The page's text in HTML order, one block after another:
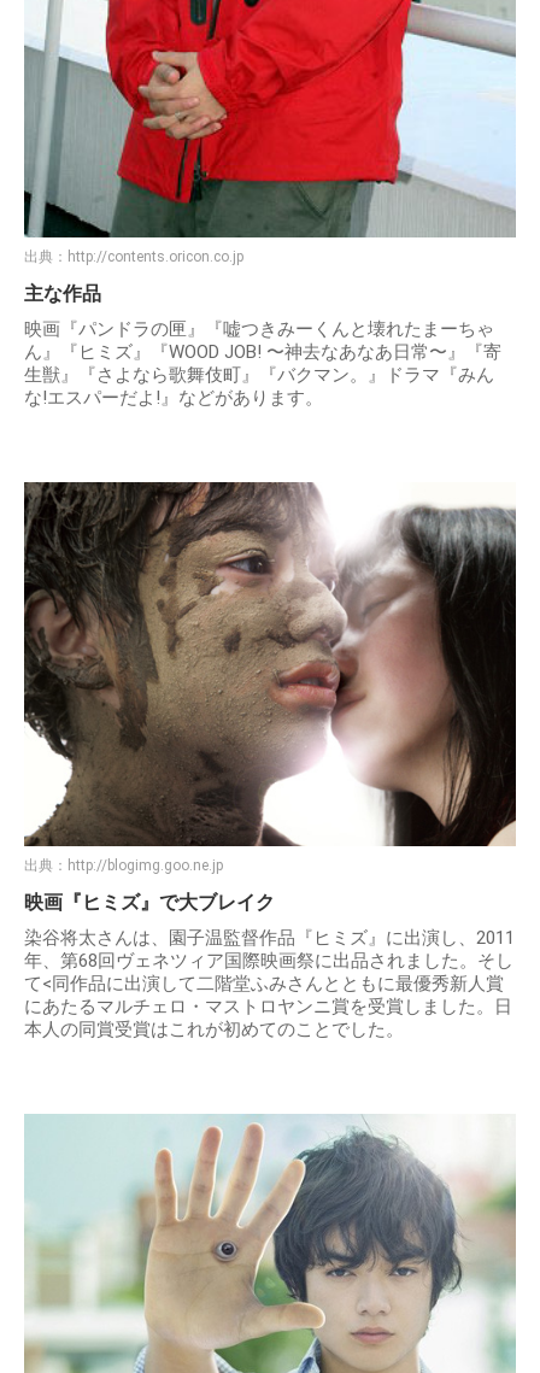
出典： http://contents.oricon.co.jp
主な作品
映画『パンドラの匣』『嘘つきみーくんと壊れたまーちゃ
ん』『ヒミズ』『WOOD JOB! 〜神去なあなあ日常〜』『寄
生獣』『さよなら歌舞伎町』『バクマン。』ドラマ『みん
な!エスパーだよ!』などがあります。
出典： http://blogimg.goo.ne.jp
映画『ヒミズ』で大ブレイク
染谷将太さんは、園子温監督作品『ヒミズ』に出演し、2011
年、第68回ヴェネツィア国際映画祭に出品されました。そし
て<同作品に出演して二階堂ふみさんとともに最優秀新人賞
にあたるマルチェロ・マストロヤンニ賞を受賞しました。日
本人の同賞受賞はこれが初めてのことでした。